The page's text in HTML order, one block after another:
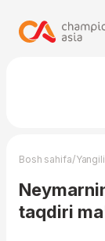
Bosh sahifa/
taqdiri